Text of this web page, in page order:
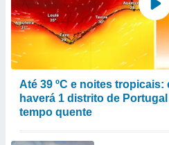
Até 39 ºC e noites
haverá 1 distrito de
tempo quente